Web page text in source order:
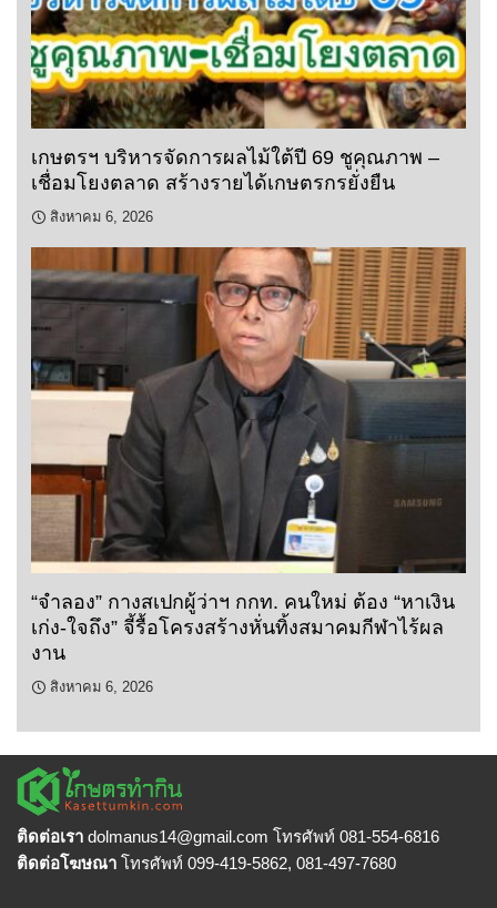
เกษตรฯ บริหารจัดการผลไม้ใต้ปี 69 ชูคุณภาพ –
เชื่อมโยงตลาด สร้างรายได้เกษตรกรยั่งยืน
สิงหาคม 6, 2026
“จำลอง” กางสเปกผู้ว่าฯ กกท. คนใหม่ ต้อง “หาเงิน
เก่ง-ใจถึง” จี้รื้อโครงสร้างหั่นทิ้งสมาคมกีฬาไร้ผล
งาน
สิงหาคม 6, 2026
ติดต่อเรา dolmanus14@gmail.com โทรศัพท์ 081-554-6816
ติดต่อโฆษณา โทรศัพท์ 099-419-5862, 081-497-7680